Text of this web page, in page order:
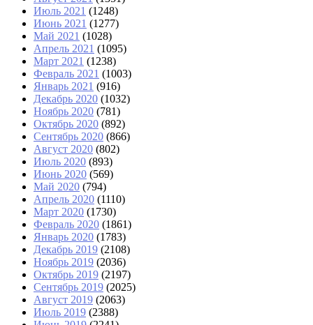
Июль 2021 (1248)
Июнь 2021 (1277)
Май 2021 (1028)
Апрель 2021 (1095)
Март 2021 (1238)
Февраль 2021 (1003)
Январь 2021 (916)
Декабрь 2020 (1032)
Ноябрь 2020 (781)
Октябрь 2020 (892)
Сентябрь 2020 (866)
Август 2020 (802)
Июль 2020 (893)
Июнь 2020 (569)
Май 2020 (794)
Апрель 2020 (1110)
Март 2020 (1730)
Февраль 2020 (1861)
Январь 2020 (1783)
Декабрь 2019 (2108)
Ноябрь 2019 (2036)
Октябрь 2019 (2197)
Сентябрь 2019 (2025)
Август 2019 (2063)
Июль 2019 (2388)